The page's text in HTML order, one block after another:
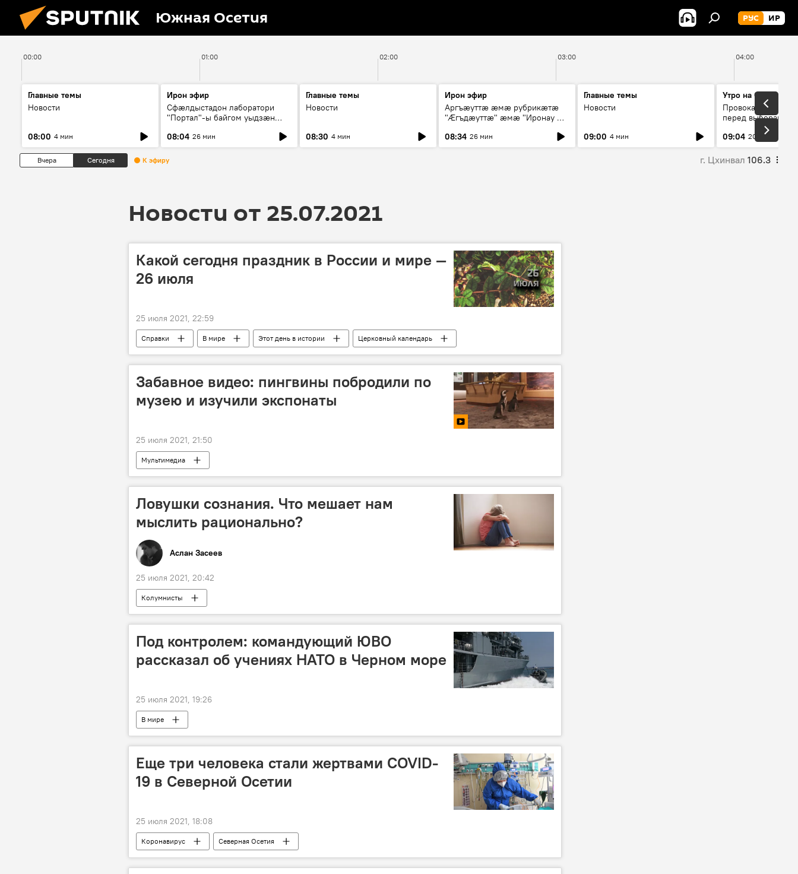
Южная Осетия РУС ИР
00:00 01:00 02:00 03:00 04:00
Главные темы
Новости
08:00 4 мин
Ирон эфир
Сфæлдыстадон лаборатори
"Портал"-ы байгом уыдзæн
Æхсары куыстыты равдыст
08:04 26 мин
Главные темы
Новости
08:30 4 мин
Ирон эфир
Аргъæуттæ æмæ рубрикæтæ
"Æгъдæуттæ" æмæ "Иронау æй
08:34 26 мин
Главные темы
Новости
09:00 4 мин
Утро на Спутнике
Провокации со
перед выборами в
09:04 20 мин
Вчера Сегодня К эфиру г. Цхинвал 106.3
Новости от 25.07.2021
Какой сегодня праздник в России и мире —
26 июля
25 июля 2021, 22:59
Справки В мире Этот день в истории Церковный календарь
Забавное видео: пингвины побродили по
музею и изучили экспонаты
25 июля 2021, 21:50
Мультимедиа
Ловушки сознания. Что мешает нам
мыслить рационально?
Аслан Засеев
25 июля 2021, 20:42
Колумнисты
Под контролем: командующий ЮВО
рассказал об учениях НАТО в Черном море
25 июля 2021, 19:26
В мире
Еще три человека стали жертвами COVID-
19 в Северной Осетии
25 июля 2021, 18:08
Коронавирус Северная Осетия